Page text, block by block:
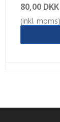
80,00 DKK
(inkl. moms)